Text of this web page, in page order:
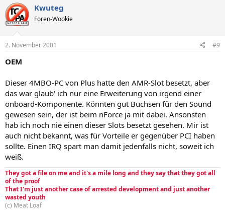
Kwuteg
Foren-Wookie
2. November 2001 #9
OEM
Dieser 4MBO-PC von Plus hatte den AMR-Slot besetzt, aber
das war glaub' ich nur eine Erweiterung von irgend einer
onboard-Komponente. Könnten gut Buchsen für den Sound
gewesen sein, der ist beim nForce ja mit dabei. Ansonsten
hab ich noch nie einen dieser Slots besetzt gesehen. Mir ist
auch nicht bekannt, was für Vorteile er gegenüber PCI haben
sollte. Einen IRQ spart man damit jedenfalls nicht, soweit ich
weiß.
They got a file on me and it's a mile long and they say that they got all
of the proof
That I'm just another case of arrested development and just another
wasted youth
(c) Meat Loaf